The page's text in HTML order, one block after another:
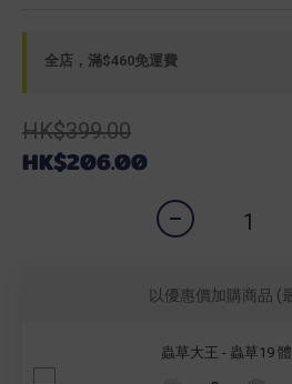
全店，滿$460免運費
HK$399.00
HK$206.00
以優惠價加購商品 (
蟲草大王 - 蟲草19